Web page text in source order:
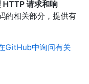
HTTP 请求和响
的相关部分，提供有
GitHub中询问有关